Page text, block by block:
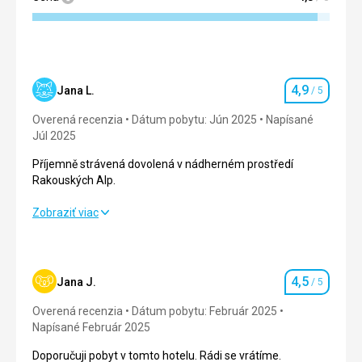
Jana L. Hodnotenie
4,9 / 5
Overená recenzia Dátum pobytu: Jún 2025
Napísané
Júl 2025
Příjemně strávená dovolená v nádherném prostředí
Rakouských Alp.
Příjemně strávená dovolená v nádherném prostředí
Ubytovanie 5,0/ 5
Okolie
Služby
Zobraziť viac
Jana J. Hodnotenie
4,5 / 5
Overená recenzia
Dátum pobytu: Február 2025
Napísané Február 2025
Doporučuji pobyt v tomto hotelu. Rádi se vrátíme.